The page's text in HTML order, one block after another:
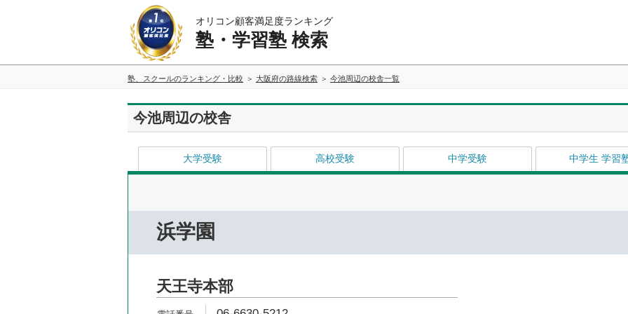
オリコン顧客満足度ランキング
塾・学習塾 検索
塾、スクールのランキング・比較 大阪府の路線検索 今池周辺の校舎一覧
今池周辺の校舎
大学受験 高校受験 中学受験 中学生 学習
浜学園
天王寺本部